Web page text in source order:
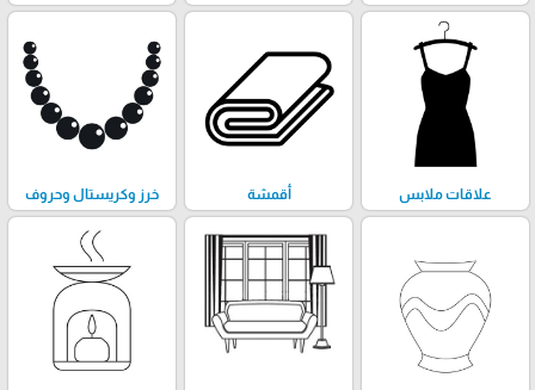
علاقات ملابس أقمشة خرز وكريستال وحروف